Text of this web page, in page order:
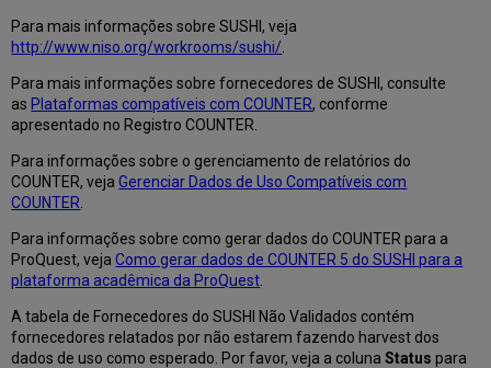
do
SUSHI
Release
4
Para mais informações sobre SUSHI, veja
http://www.niso.org/workrooms/sushi/
Para mais informações sobre fornecedores de SUSHI, consulte
as Plataformas compatíveis com COUNTER, conforme
apresentado no Registro COUNTER.
Para informações sobre o gerenciamento de relatórios do
COUNTER, vejaGerenciar Dados de Uso Compatíveis com
COUNTER
Para informações sobre como gerar dados do COUNTER para a
ProQuest, vejaComo gerar dados de COUNTER 5 do SUSHI para a
plataforma acadêmica da ProQuest
A tabela de Fornecedores do SUSHI Não Validados contém
fornecedores relatados por não estarem fazendo harvest dos
dados de uso como esperado. Por favor, veja a colunaStatus para